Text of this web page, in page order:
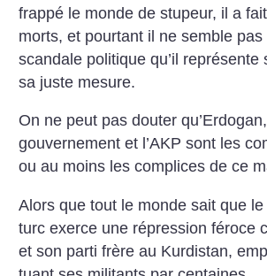
frappé le monde de stupeur, il a
morts, et pourtant il ne semble pas
scandale politique qu’il représente
sa juste mesure.
On ne peut pas douter
gouvernement et l’AKP sont les
ou au moins les complices de ce
Alors que tout le monde sait que
turc exerce une répression féroce
et son parti frère au Kurdistan,